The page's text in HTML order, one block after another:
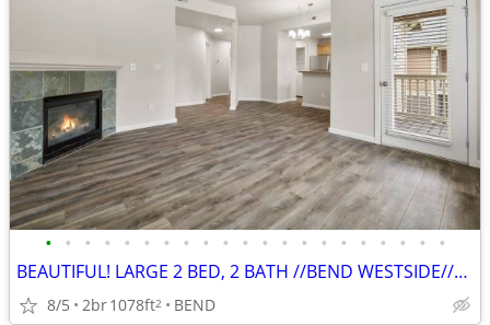
• • • • • • • • • • • • • • • • • • • • •
BEAUTIFUL! LARGE 2 BED, 2 BATH //BEND WESTSIDE//PETS WELCOME!
8/5 2br1078ft2 BEND